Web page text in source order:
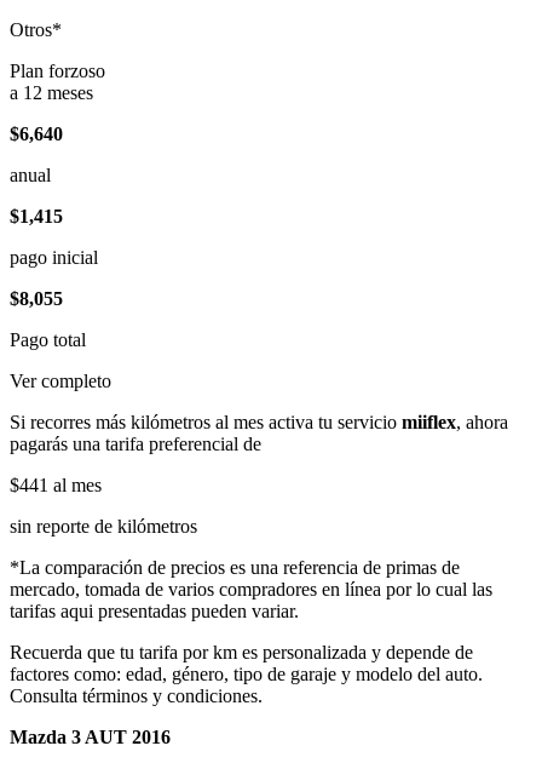
Otros*
Plan forzoso
a 12 meses
$6,640
anual
$1,415
pago inicial
$8,055
Pago total
Ver completo
Si recorres más kilómetros al mes activa tu servicio miiflex, ahora
pagarás una tarifa preferencial de
$441 al mes
sin reporte de kilómetros
*La comparación de precios es una referencia de primas de
mercado, tomada de varios compradores en línea por lo cual las
tarifas aqui presentadas pueden variar.
Recuerda que tu tarifa por km es personalizada y depende de
factores como: edad, género, tipo de garaje y modelo del auto.
Consulta términos y condiciones.
Mazda 3 AUT 2016